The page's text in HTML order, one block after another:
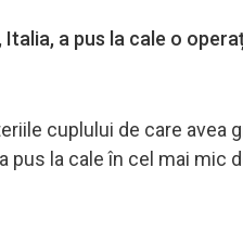
a pus la cale o
cuplului de care avea
pus la cale în cel mai mic